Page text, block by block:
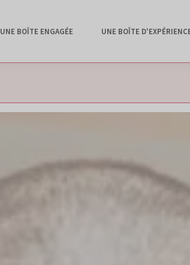
UNE BOÎTE ENGAGÉE UNE BOÎTE